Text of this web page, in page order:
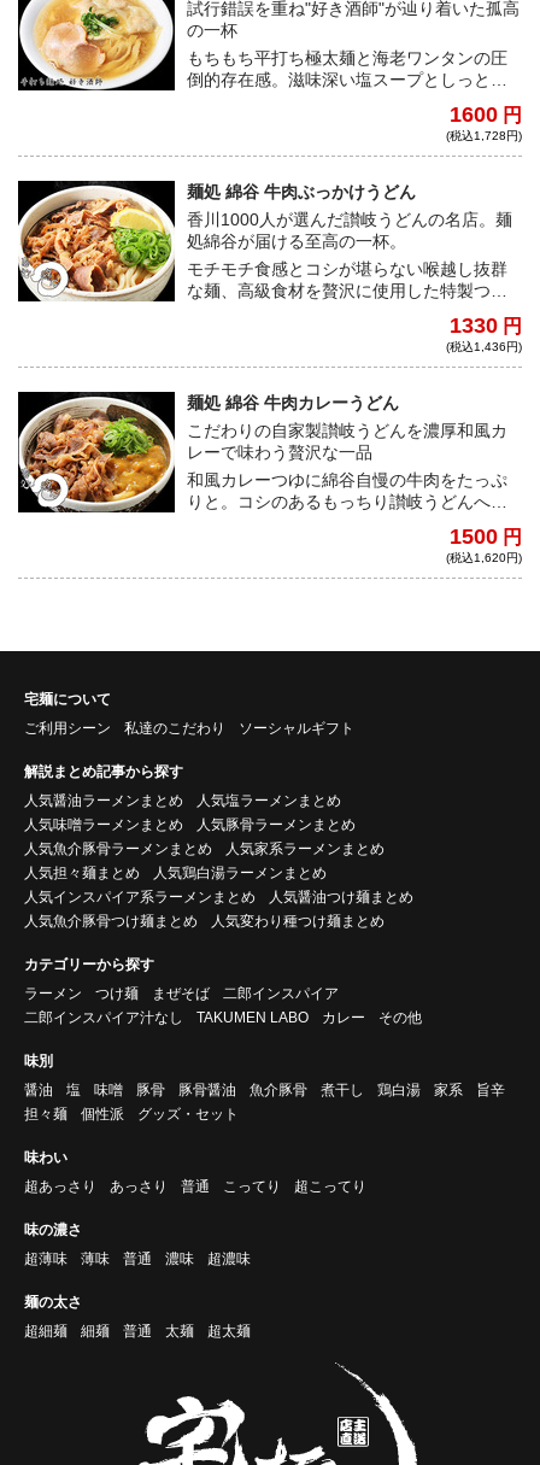
試行錯誤を重ね"好き酒師"が辿り着いた孤高
の一杯
もちもち平打ち極太麺と海老ワンタンの圧
倒的存在感。滋味深い塩スープとしっとり
1600 円
(税込1,728円)
麺処 綿谷 牛肉ぶっかけうどん
香川1000人が選んだ讃岐うどんの名店。麺
処綿谷が届ける至高の一杯。
モチモチ食感とコシが堪らない喉越し抜群
な麺、高級食材を贅沢に使用した特製つ
1330 円
(税込1,436円)
麺処 綿谷 牛肉カレーうどん
こだわりの自家製讃岐うどんを濃厚和風カ
レーで味わう贅沢な一品
和風カレーつゆに綿谷自慢の牛肉をたっぷ
りと。コシのあるもっちり讃岐うどんへ豪
1500 円
(税込1,620円)
宅麺について
ご利用シーン
私達のこだわり ソーシャルギフト
解説まとめ記事から探す
人気醤油ラーメンまとめ
人気塩ラーメンまとめ
人気味噌ラーメンまとめ
人気豚骨ラーメンまとめ
人気魚介豚骨ラーメンまとめ
人気家系ラーメンまとめ
人気担々麺まとめ
人気鶏白湯ラーメンまとめ
人気インスパイア系ラーメンまとめ
人気醤油つけ麺まとめ
人気魚介豚骨つけ麺まとめ
人気変わり種つけ麺まとめ
カテゴリーから探す
ラーメン
つけ麺 まぜそば
二郎インスパイア
二郎インスパイア汁なし
TAKUMEN LABO カレー その他
味別
醤油
塩 味噌 豚骨 豚骨醤油 魚介豚骨 煮干し 鶏白湯 家系
旨辛
担々麺
個性派 グッズ・セット
味わい
超あっさり
あっさり 普通 こってり 超こってり
味の濃さ
超薄味
薄味 普通 濃味 超濃味
麺の太さ
超細麺
細麺 普通 太麺 超太麺